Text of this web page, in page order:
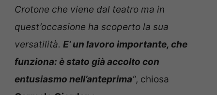
Crotone che viene dal teatro ma in
quest’occasione ha scoperto la sua
versatilità. E’ un lavoro importante, che
funziona: è stato già accolto con
entusiasmo nell’anteprima“, chiosa